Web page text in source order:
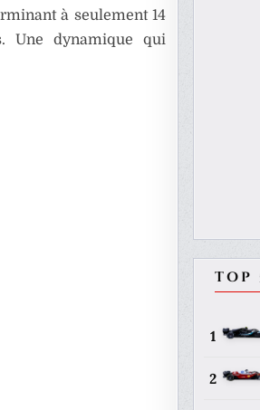
à seulement 14
Une dynamique qui
TOP
1
2